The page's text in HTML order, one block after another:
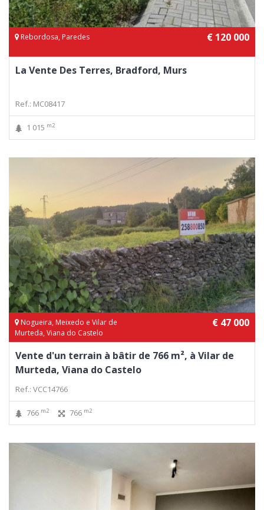
Rebordosa, Paredes € 120 000
La Vente Des Terres, Bradford, Murs
Ref.: MC08417
1 015 m2
Nogueira, Meixedo e Vilar de
Murteda, Viana do Castelo
€ 47 000
Vente d'un terrain à bâtir de 766 m², à Vilar de
Murteda, Viana do Castelo
Ref.: VCC14766
766 m2 766 m2